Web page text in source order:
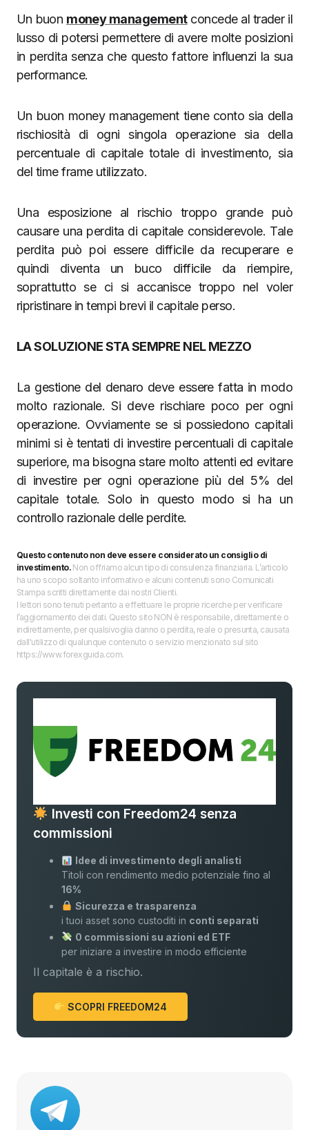
Un buon money managementconcede al trader il
lusso di potersi permettere di avere molte posizioni
in perdita senza che questo fattore influenzi la sua
performance.
Un buon money management tiene conto sia della
rischiosità di ogni singola operazione sia della
percentuale di capitale totale di investimento, sia
del time frame utilizzato.
Una esposizione al rischio troppo grande può
causare una perdita di capitale considerevole. Tale
perdita può poi essere difficile da recuperare e
quindi diventa un buco difficile da riempire,
soprattutto se ci si accanisce troppo nel voler
ripristinare in tempi brevi il capitale perso.
LA SOLUZIONE STA SEMPRE NEL MEZZO
La gestione del denaro deve essere fatta in modo
molto razionale. Si deve rischiare poco per ogni
operazione. Ovviamente se si possiedono capitali
minimi si è tentati di investire percentuali di capitale
superiore, ma bisogna stare molto attenti ed evitare
di investire per ogni operazione più del 5% del
capitale totale. Solo in questo modo si ha un
controllo razionale delle perdite.
Questo contenuto non deve essere considerato un consiglio di
investimento.Non offriamo alcun tipo di consulenza finanziaria. L’articolo
ha uno scopo soltanto informativo e alcuni contenuti sono Comunicati
Stampa scritti direttamente dai nostri Clienti.
I lettori sono tenuti pertanto a effettuare le proprie ricerche per verificare
l’aggiornamento dei dati. Questo sito NON è responsabile, direttamente o
indirettamente, per qualsivoglia danno o perdita, reale o presunta, causata
dall'utilizzo di qualunque contenuto o servizio menzionato sul sito
https://www.forexguida.com.
Investi con Freedom24 senza
commissioni
Idee di investimento degli analisti
Titoli con rendimento medio potenziale fino al
16%
Sicurezza e trasparenza
i tuoi asset sono custoditi in conti separati
0 commissioni su azioni ed ETF
per iniziare a investire in modo efficiente
Il capitale è a rischio.
SCOPRI FREEDOM24